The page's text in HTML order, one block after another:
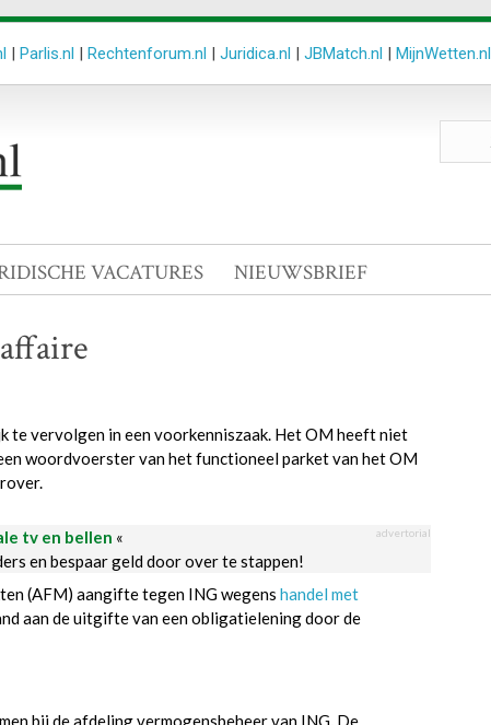
| Parlis.nl | Rechtenforum.nl | Juridica.nl | JBMatch.nl | MijnWetten.nl
VACATURES NIEUWSBRIEF
vervolgen in een voorkenniszaak. Het OM heeft niet
woordvoerster van het functioneel parket van het OM
tv en bellen « advertorial
en bespaar geld door over te stappen!
(AFM) aangifte tegen ING wegens handel met
aan de uitgifte van een obligatielening door de
bij de afdeling vermogensbeheer van ING. De